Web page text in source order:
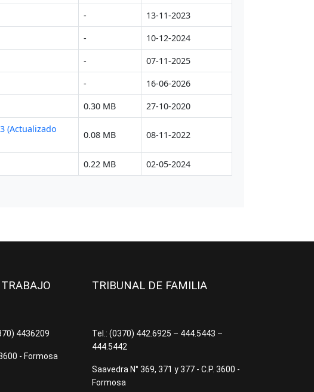
4436209
- Formosa
TRIBUNAL DE FAMILIA
Tel.: (0370) 442.6925 – 444.5443 –
444.5442
Saavedra N° 369, 371 y 377 - C.P. 3600 -
Formosa